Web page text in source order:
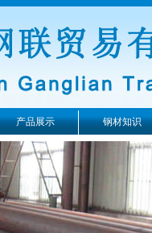
产品展示 钢材知识